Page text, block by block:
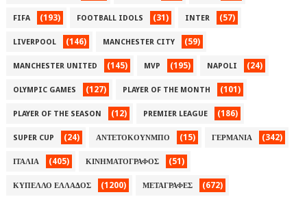
FIFA (193) FOOTBALL IDOLS (31) INTER (57)
LIVERPOOL (146) MANCHESTER CITY (59)
MANCHESTER UNITED (145) MVP (195) NAPOLI (24)
OLYMPIC GAMES (127) PLAYER OF THE MONTH (101)
PLAYER OF THE SEASON (12) PREMIER LEAGUE (186)
SUPER CUP (24) ΑΝΤΕΤΟΚΟΥΝΜΠΟ (15) ΓΕΡΜΑΝΙΑ (342)
ΙΤΑΛΙΑ (405) ΚΙΝΗΜΑΤΟΓΡΑΦΟΣ (51)
ΚΥΠΕΛΛΟ ΕΛΛΑΔΟΣ (1200) ΜΕΤΑΓΡΑΦΕΣ (672)